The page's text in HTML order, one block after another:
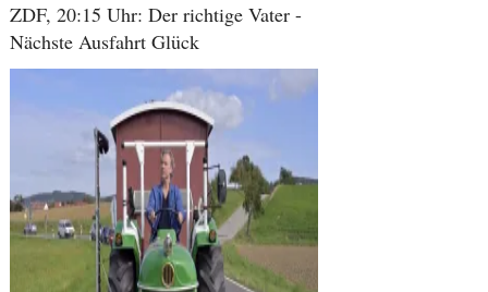
ZDF, 20:15 Uhr: Der richtige Vater -
Nächste Ausfahrt Glück